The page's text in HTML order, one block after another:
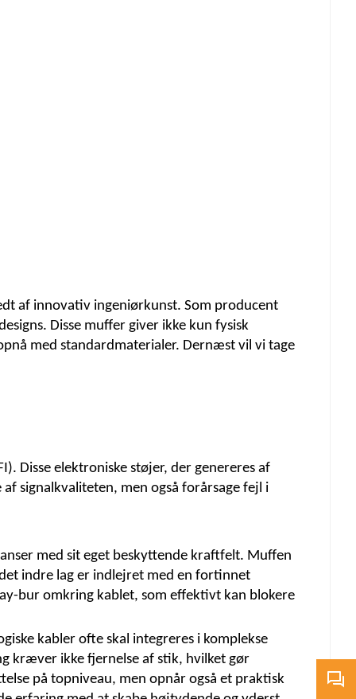
af innovativ ingeniørkunst. Som producent
Disse muffer giver ikke kun fysisk
med standardmaterialer. Dernæst vil vi tage
Disse elektroniske støjer, der genereres af
signalkvaliteten, men også forårsage fejl i
med sit eget beskyttende kraftfelt. Muffen
indre lag er indlejret med en fortinnet
bur omkring kablet, som effektivt kan blokere
kabler ofte skal integreres i komplekse
kræver ikke fjernelse af stik, hvilket gør
på topniveau, men opnår også et praktisk